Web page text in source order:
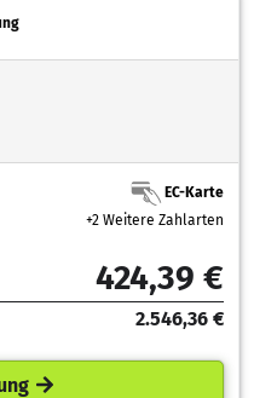
EC-Karte
+2 Weitere Zahlarten
424,39 €
2.546,36 €